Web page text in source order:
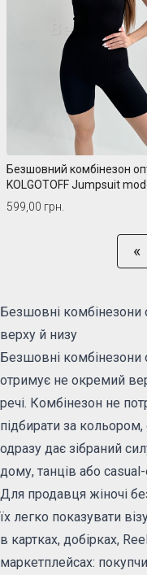
Безшовний комбінезон
KOLGOTOFF Jumpsuit
(широкая бретель)
599,00 грн.
«
Безшовні комбінезони
верху й низу
Безшовні комбінезони
отримує не окремий
речі. Комбінезон не
підбирати за
одразу дає зібраний
дому, танців або casual-
Для продавця жіночі
їх легко показувати
в картках, добірках,
маркетплейсах: